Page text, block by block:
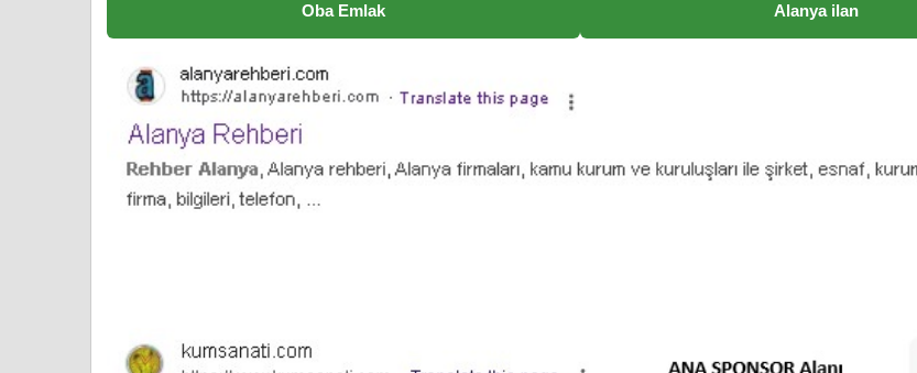
Oba Emlak Alanya ilan